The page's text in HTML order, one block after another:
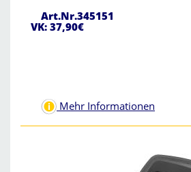
Art.Nr.345151
VK: 37,90€
Mehr Informationen